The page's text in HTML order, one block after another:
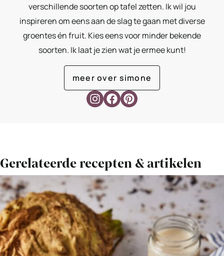
verschillende soorten op tafel zetten. Ik wil jou
inspireren om eens aan de slag te gaan met diverse
groentes én fruit. Kies eens voor minder bekende
soorten. Ik laat je zien wat je ermee kunt!
meer over simone
Gerelateerde recepten & artikelen
Bekijk
Knolselderijpuree